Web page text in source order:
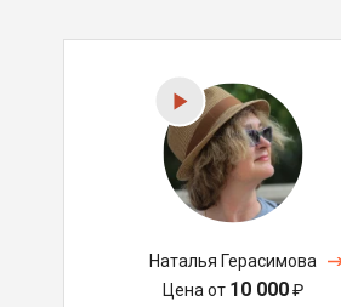
Наталья Герасимова
Цена от 10 000₽